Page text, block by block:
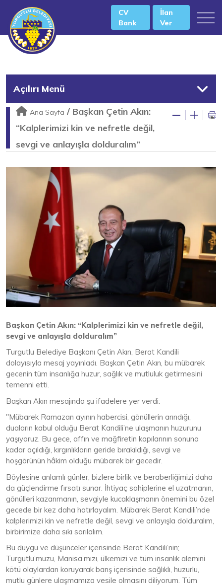
CV
Bank
İlan
Ver
Açılırı Menü
Ana Sayfa / Başkan Çetin Akın:
“Kalplerimizi kin ve nefretle değil,
sevgi ve anlayışla dolduralım”
Başkan Çetin Akın: “Kalplerimizi kin ve nefretle değil,
sevgi ve anlayışla dolduralım”
Turgutlu Belediye Başkanı Çetin Akın, Berat Kandili
dolayısıyla mesaj yayınladı. Başkan Çetin Akın, bu mübarek
gecenin tüm insanlığa huzur, sağlık ve mutluluk getirmesini
temenni etti.
Başkan Akın mesajında şu ifadelere yer verdi:
"Mübarek Ramazan ayının habercisi, gönüllerin arındığı,
duaların kabul olduğu Berat Kandili’ne ulaşmanın huzurunu
yaşıyoruz. Bu gece, affın ve mağfiretin kapılarının sonuna
kadar açıldığı, kırgınlıkların geride bırakıldığı, sevgi ve
hoşgörünün hâkim olduğu mübarek bir gecedir.
Böylesine anlamlı günler, bizlere birlik ve beraberliğimizi daha
da güçlendirme fırsatı sunar. İhtiyaç sahiplerine el uzatmanın,
gönülleri kazanmanın, sevgiyle kucaklaşmanın önemini bu özel
gecede bir kez daha hatırlayalım. Mübarek Berat Kandili’nde
kalplerimizi kin ve nefretle değil, sevgi ve anlayışla dolduralım,
birbirimize daha sıkı sarılalım.
Bu duygu ve düşünceler içerisinde Berat Kandili’nin;
Turgutlu’muzu, Manisa’mızı, ülkemizi ve tüm insanlık alemini
kötü olaylardan koruyarak barış içerisinde sağlıklı, huzurlu,
mutlu günlere ulaşmamıza vesile olmasını diliyorum. Tüm